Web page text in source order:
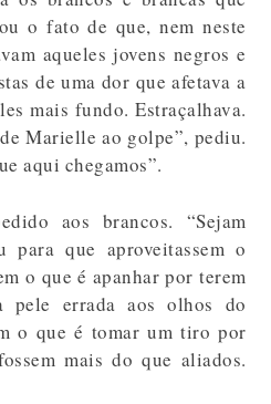
o fato de que, nem neste
aqueles jovens negros e
de uma dor que afetava a
mais fundo. Estraçalhava.
Marielle ao golpe”, pediu.
aqui chegamos”.
aos brancos. “Sejam
para que aproveitassem o
o que é apanhar por terem
pele errada aos olhos do
o que é tomar um tiro por
mais do que aliados.